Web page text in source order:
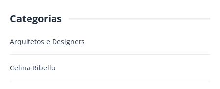
Categorias
Arquitetos e Designers
Celina Ribello